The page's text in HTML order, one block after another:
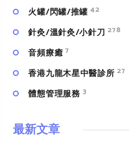
火罐/閃罐/推罐 42
針灸/溫針灸/小針刀 278
⾳頻療癒 7
香港九龍木星中醫診所 27
體態管理服務 3
最新文章